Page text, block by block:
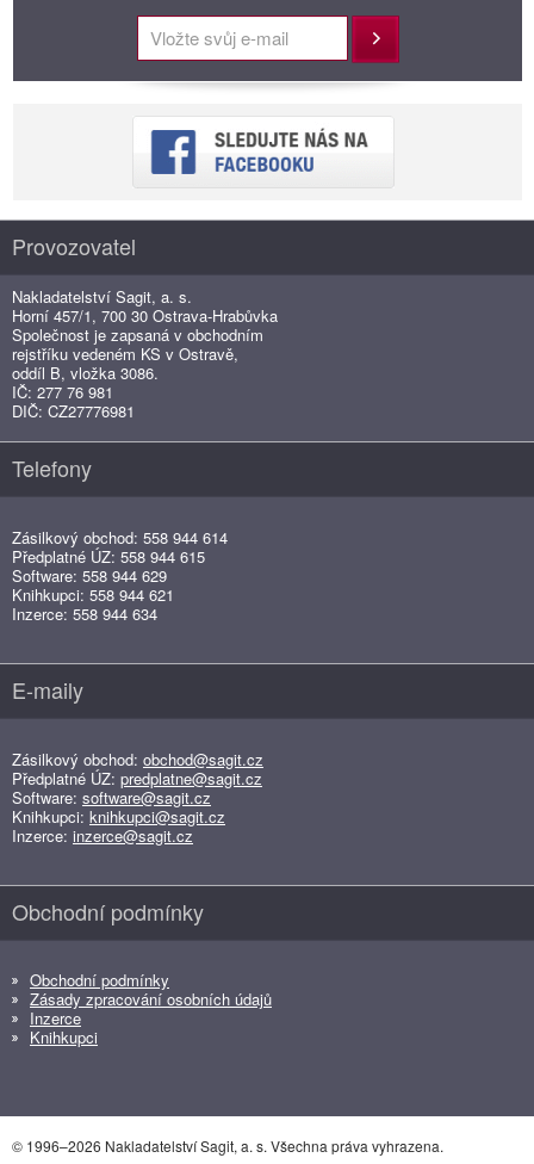
Přihlásit
Provozovatel
Nakladatelství Sagit, a. s.
Horní 457/1, 700 30 Ostrava-Hrabůvka
Společnost je zapsaná v obchodním
rejstříku vedeném KS v Ostravě,
oddíl B, vložka 3086.
IČ: 277 76 981
DIČ: CZ27776981
Telefony
Zásilkový obchod: 558 944 614
Předplatné ÚZ: 558 944 615
Software: 558 944 629
Knihkupci: 558 944 621
Inzerce: 558 944 634
E-maily
Zásilkový obchod: obchod@sagit.cz
Předplatné ÚZ: predplatne@sagit.cz
Software: software@sagit.cz
Knihkupci: knihkupci@sagit.cz
Inzerce: inzerce@sagit.cz
Obchodní podmínky
Obchodní podmínky
Zásady zpracování osobních údajů
Inzerce
Knihkupci
© 1996–2026 Nakladatelství Sagit, a. s. Všechna práva vyhrazena.